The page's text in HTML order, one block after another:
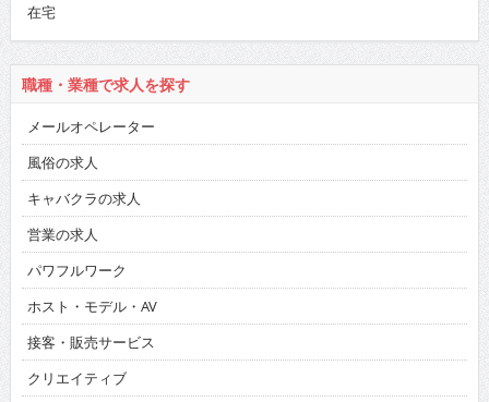
在宅
職種・業種で求人を探す
メールオペレーター
風俗の求人
キャバクラの求人
営業の求人
パワフルワーク
ホスト・モデル・AV
接客・販売サービス
クリエイティブ